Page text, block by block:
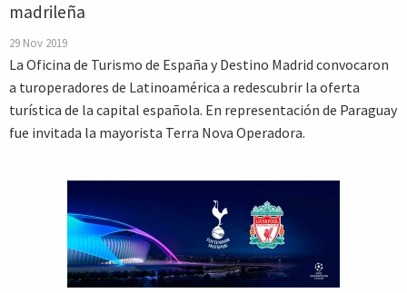
madrileña
29 Nov 2019
La Oficina de Turismo de España y Destino Madrid convocaron
a turoperadores de Latinoamérica a redescubrir la oferta
turística de la capital española. En representación de Paraguay
fue invitada la mayorista Terra Nova Operadora.